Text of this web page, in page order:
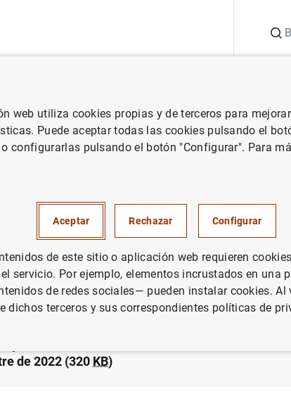
Central Europeo Notas de prensa del Banco Central
cuarto trimestre de 2022
ECONÓMICA
de 2022 (320 KB)
web utiliza cookies propias y de terceros para
Puede aceptar todas las cookies pulsando el
o configurarlas pulsando el botón "Configurar". Para
Aceptar Rechazar Configurar
de este sitio o aplicación web requieren
servicio. Por ejemplo, elementos incrustados en una
de redes sociales— pueden instalar cookies.
dichos terceros y sus correspondientes políticas de